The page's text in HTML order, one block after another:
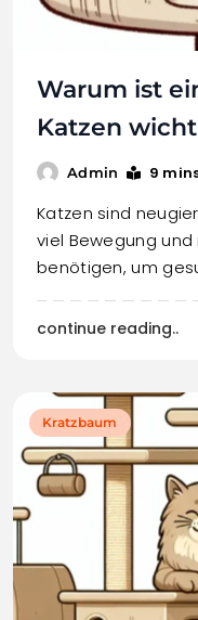
Warum ist
Katzen
Admin 9
Katzen sind
viel Bewegung
benötigen, um
continue reading..
Kratzbaum